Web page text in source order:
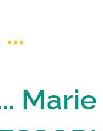
Marie